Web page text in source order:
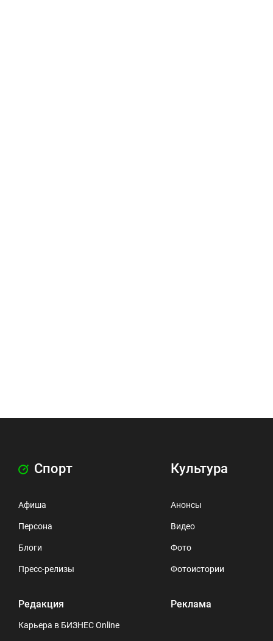
Спорт
Афиша
Персона
Блоги
Пресс-релизы
Редакция
Карьера в БИЗНЕС Online
Культура
Анонсы
Видео
Фото
Фотоистории
Реклама